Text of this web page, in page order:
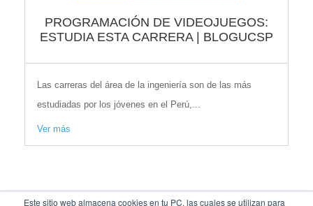
Este sitio web almacena cookies en tu PC, las cuales se utilizan para
PROGRAMACIÓN DE VIDEOJUEGOS:
ESTUDIA ESTA CARRERA | BLOGUCSP
Las carreras del área de la ingeniería son de las más
estudiadas por los jóvenes en el Perú,...
Ver más